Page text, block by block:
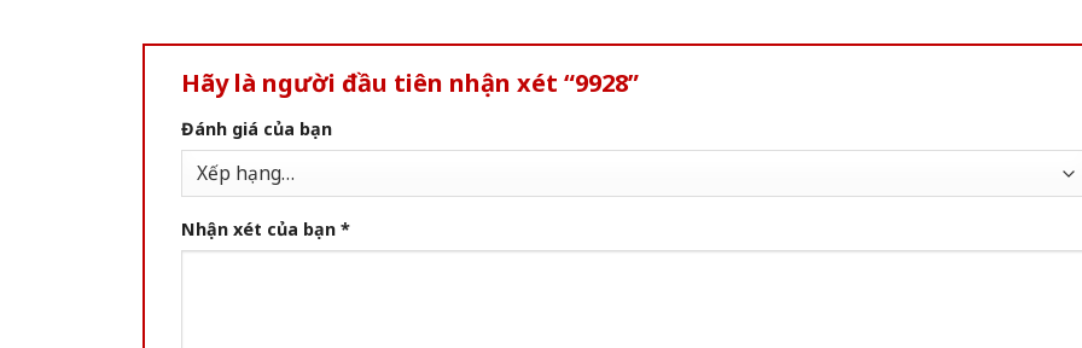
Hãy là người đầu tiên nhận xét “9928”
Đánh giá của bạn
Nhận xét của bạn *